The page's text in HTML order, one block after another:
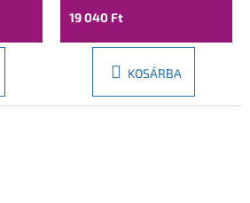
19 040 Ft
KOSÁRBA